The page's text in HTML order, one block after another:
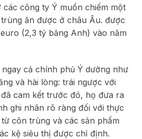
công ty Ý muốn chiếm một
ăn được ở châu Âu. được
(2,3 tỷ bảng Anh) vào năm
cả chính phủ Ý dường như
và hài lòng: trái ngược với
cam kết trước đó, họ đưa ra
ghi nhãn rõ ràng đối với thực
côn trùng và các sản phẩm
kệ siêu thị được chỉ định.